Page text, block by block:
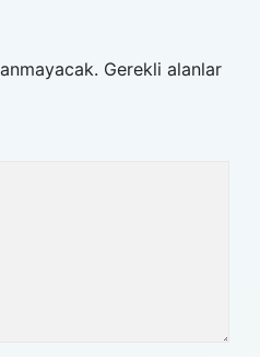
Gerekli alanlar